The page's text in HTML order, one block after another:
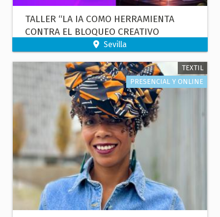
TALLER “LA IA COMO HERRAMIENTA
CONTRA EL BLOQUEO CREATIVO
Sevilla
TEXTIL
PRESENCIAL Y ONLINE